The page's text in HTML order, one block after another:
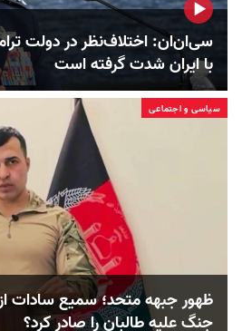
سی‌ان‌ان: اختلاف‌نظر در دولت
با ایران شدت گرفته است
سیاسی و اجتماعی
ظهور جبهه متحد؛ سمیع سادات
جنگ علیه طالبان را صادر کرد؟